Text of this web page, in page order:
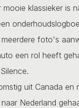
mooie klassieker is
foto's
een rol heeft
uit Canada en
Nederland